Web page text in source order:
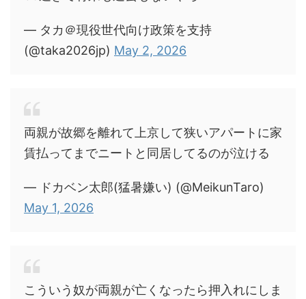
— タカ＠現役世代向け政策を支持
(@taka2026jp) May 2, 2026
両親が故郷を離れて上京して狭いアパートに家
賃払ってまでニートと同居してるのが泣ける
— ドカベン太郎(猛暑嫌い) (@MeikunTaro)
May 1, 2026
こういう奴が両親が亡くなったら押入れにしま